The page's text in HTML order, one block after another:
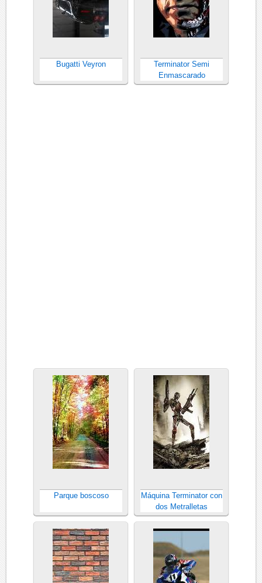
Bugatti Veyron
Terminator Semi
Enmascarado
Parque boscoso
Máquina Terminator con
dos Metralletas